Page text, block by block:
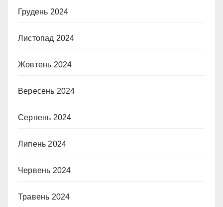
Грудень 2024
Листопад 2024
Жовтень 2024
Вересень 2024
Серпень 2024
Липень 2024
Червень 2024
Травень 2024